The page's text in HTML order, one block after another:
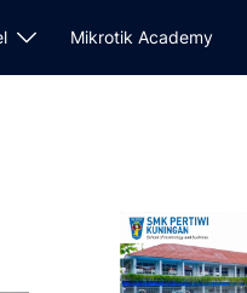
Mikrotik Academy